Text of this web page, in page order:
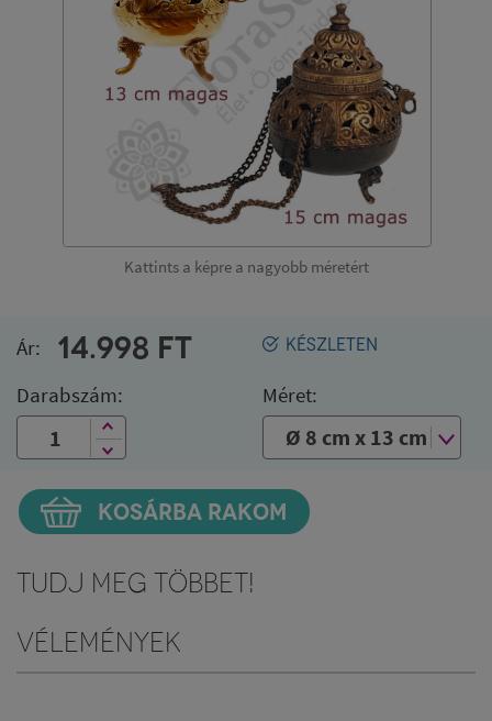
Kattints a képre a nagyobb méretért
KÉSZLETEN
Ár: 14.998 FT
Darabszám: Méret:
KOSÁRBA RAKOM
Tudj meg többet!
Vélemények